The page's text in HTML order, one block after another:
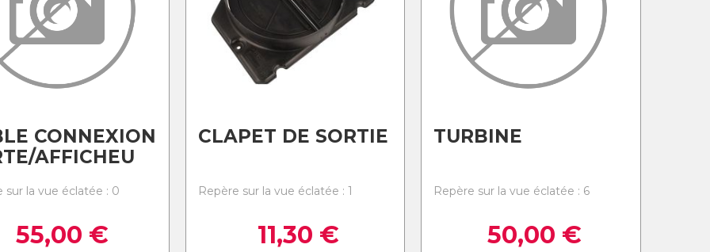
CONNEXION
AFFICHEU
sur la vue éclatée : 0
55,00 €
CLAPET DE SORTIE
Repère sur la vue éclatée : 1
11,30 €
TURBINE
Repère sur la vue éclatée : 6
50,00 €